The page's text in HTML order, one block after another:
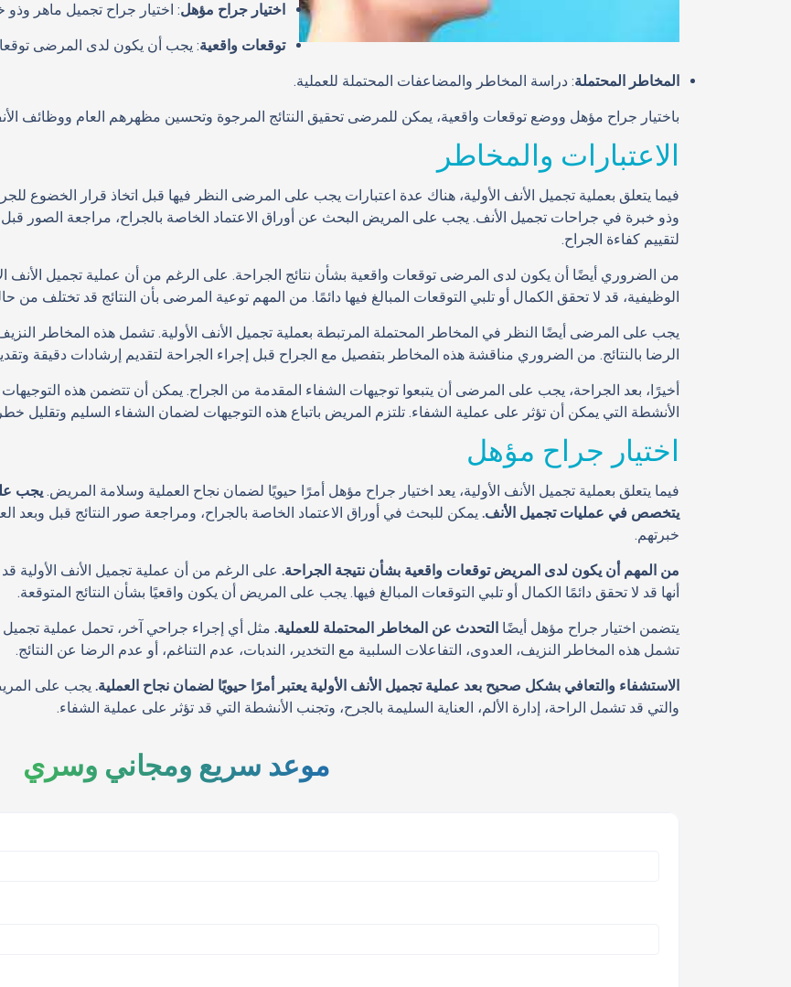
اختيار جراح مؤهل: اختيار جراح تجميل ماهر وذو
توقعات واقعية: يجب أن يكون لدى المرضى
المخاطر المحتملة: دراسة المخاطر والمضاعفات المحتملة للعملية.
باختيار جراح مؤهل ووضع توقعات واقعية، يمكن للمرضى تحقيق النتائج المرجوة وتحسين مظهرهم العام ووظائف
الاعتبارات والمخاطر
فيما يتعلق بعملية تجميل الأنف الأولية، هناك عدة اعتبارات يجب على المرضى النظر فيها قبل اتخاذ قرار الخضوع
وذو خبرة في جراحات تجميل الأنف. يجب على المريض البحث عن أوراق الاعتماد الخاصة بالجراح، مراجعة الصور
لتقييم كفاءة الجراح.
من الضروري أيضًا أن يكون لدى المرضى توقعات واقعية بشأن نتائج الجراحة. على الرغم من أن عملية تجميل
الوظيفية، قد لا تحقق الكمال أو تلبي التوقعات المبالغ فيها دائمًا. من المهم توعية المرضى بأن النتائج قد تختلف من
يجب على المرضى أيضًا النظر في المخاطر المحتملة المرتبطة بعملية تجميل الأنف الأولية. تشمل هذه المخاطر
الرضا بالنتائج. من الضروري مناقشة هذه المخاطر بتفصيل مع الجراح قبل إجراء الجراحة لتقديم إرشادات دقيقة
أخيرًا، بعد الجراحة، يجب على المرضى أن يتبعوا توجيهات الشفاء المقدمة من الجراح. يمكن أن تتضمن هذه التوجيهات
الأنشطة التي يمكن أن تؤثر على عملية الشفاء. تلتزم المريض باتباع هذه التوجيهات لضمان الشفاء السليم وتقليل
اختيار جراح مؤهل
فيما يتعلق بعملية تجميل الأنف الأولية، يعد اختيار جراح مؤهل أمرًا حيويًا لضمان نجاح العملية وسلامة المريض.يجب
يتخصص في عمليات تجميل الأنف.يمكن للبحث في أوراق الاعتماد الخاصة بالجراح، ومراجعة صور النتائج قبل وبعد
خبرتهم.
من المهم أن يكون لدى المريض توقعات واقعية بشأن نتيجة الجراحة. على الرغم من أن عملية تجميل الأنف الأولية
أنها قد لا تحقق دائمًا الكمال أو تلبي التوقعات المبالغ فيها. يجب على المريض أن يكون واقعيًا بشأن النتائج المتوقعة.
يتضمن اختيار جراح مؤهل أيضًاالتحدث عن المخاطر المحتملة للعملية. مثل أي إجراء جراحي آخر، تحمل عملية
تشمل هذه المخاطر النزيف، العدوى، التفاعلات السلبية مع التخدير، الندبات، عدم التناغم، أو عدم الرضا عن النتائج.
الاستشفاء والتعافي بشكل صحيح بعد عملية تجميل الأنف الأولية يعتبر أمرًا حيويًا لضمان نجاح العملية. يجب على
والتي قد تشمل الراحة، إدارة الألم، العناية السليمة بالجرح، وتجنب الأنشطة التي قد تؤثر على عملية الشفاء.
موعد سريع ومجاني وسري